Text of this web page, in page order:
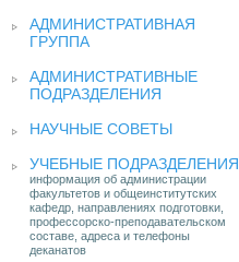
АДМИНИСТРАТИВНАЯ
ГРУППА
АДМИНИСТРАТИВНЫЕ
ПОДРАЗДЕЛЕНИЯ
НАУЧНЫЕ СОВЕТЫ
УЧЕБНЫЕ ПОДРАЗДЕЛЕНИЯ
информация об администрации
факультетов и общеинститутских
кафедр, направлениях подготовки,
профессорско-преподавательском
составе, адреса и телефоны
деканатов